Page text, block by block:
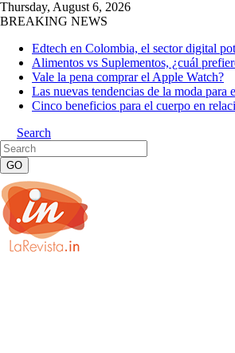
Thursday, August 6, 2026
BREAKING NEWS
Edtech en Colombia, el sector digital
Alimentos vs Suplementos, ¿cuál
Vale la pena comprar el Apple Watch?
Las nuevas tendencias de la moda para
Cinco beneficios para el cuerpo en
Search